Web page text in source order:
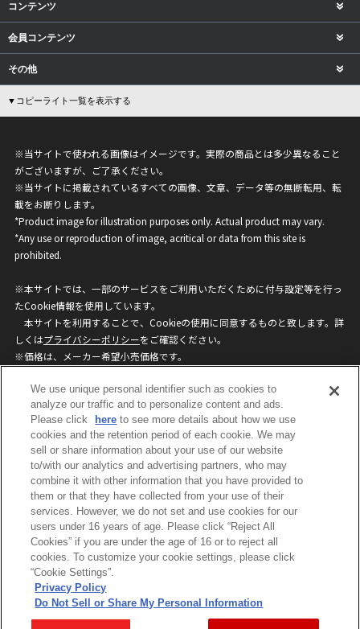
コンテンツ
会員コンテンツ
その他
▼コピーライト一覧を表示する
※当サイトで使われる画像はイメージです。実際の商品とは多少異なること
がございますが、ご了承ください。
※当サイトに掲載されているすべての画像、文章、データ等の無断転用、転
載をお断りします。
*Product image for illustration purposes only. Actual product may vary.
*Any use or reproduction of image, acritical or data from this site is
prohibited.
※本サイトでは、一部のサービスをご利用いただくために付与設定等を行っ
たCookie情報を使用しています。
本サイトを利用することで、Cookieの使用に同意するものと致します。詳
しくはプライバシーポリシーをご確認ください。
※価格は、メーカー希望小売価格です。
ざいますのでご了承ください。
privacypolicy
Do Not Sell or Share My
Personal Information
ウェブサイトご利用条件
ソーシャルメディアポリシー
個人情報保護方針
お問い合わせ
©BANDAI
コピーライト一覧を表示する
We use unique personal identifier such as cookies to
analyze our traffic and to personalize content and ads.
Please click
here to see more details about how we use
cookies and the retention period of each cookie. We may
sell or share information about your use of our website
to/with our analytics and advertising partners, who may
combine it with other information that you have provided to
them or that they have collected from your use of their
services. However, we do not set and use cookies for our
users under 16 years of age. Please click “Reject All
Cookies” if you are under the age of 16 or to reject all
cookies. To customize your cookie settings, please click
“Cookie Settings”.
Privacy Policy
Do Not Sell or Share My Personal Information